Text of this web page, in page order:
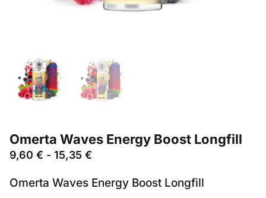
Omerta Waves Energy Boost Longfill
9,60 € - 15,35 €
Omerta Waves Energy Boost Longfill